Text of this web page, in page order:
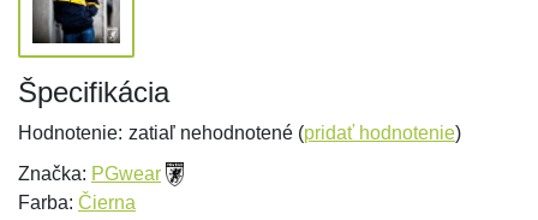
Špecifikácia
Hodnotenie: zatiaľ nehodnotené (pridať hodnotenie)
Značka: PGwear
Farba: Čierna